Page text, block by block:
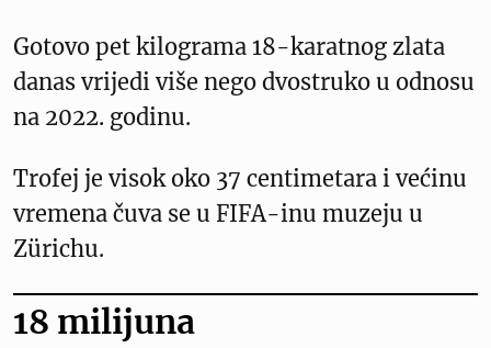
Gotovo pet kilograma 18-karatnog zlata
danas vrijedi više nego dvostruko u odnosu
na 2022. godinu.
Trofej je visok oko 37 centimetara i većinu
vremena čuva se u FIFA-inu muzeju u
Zürichu.
18 milijuna